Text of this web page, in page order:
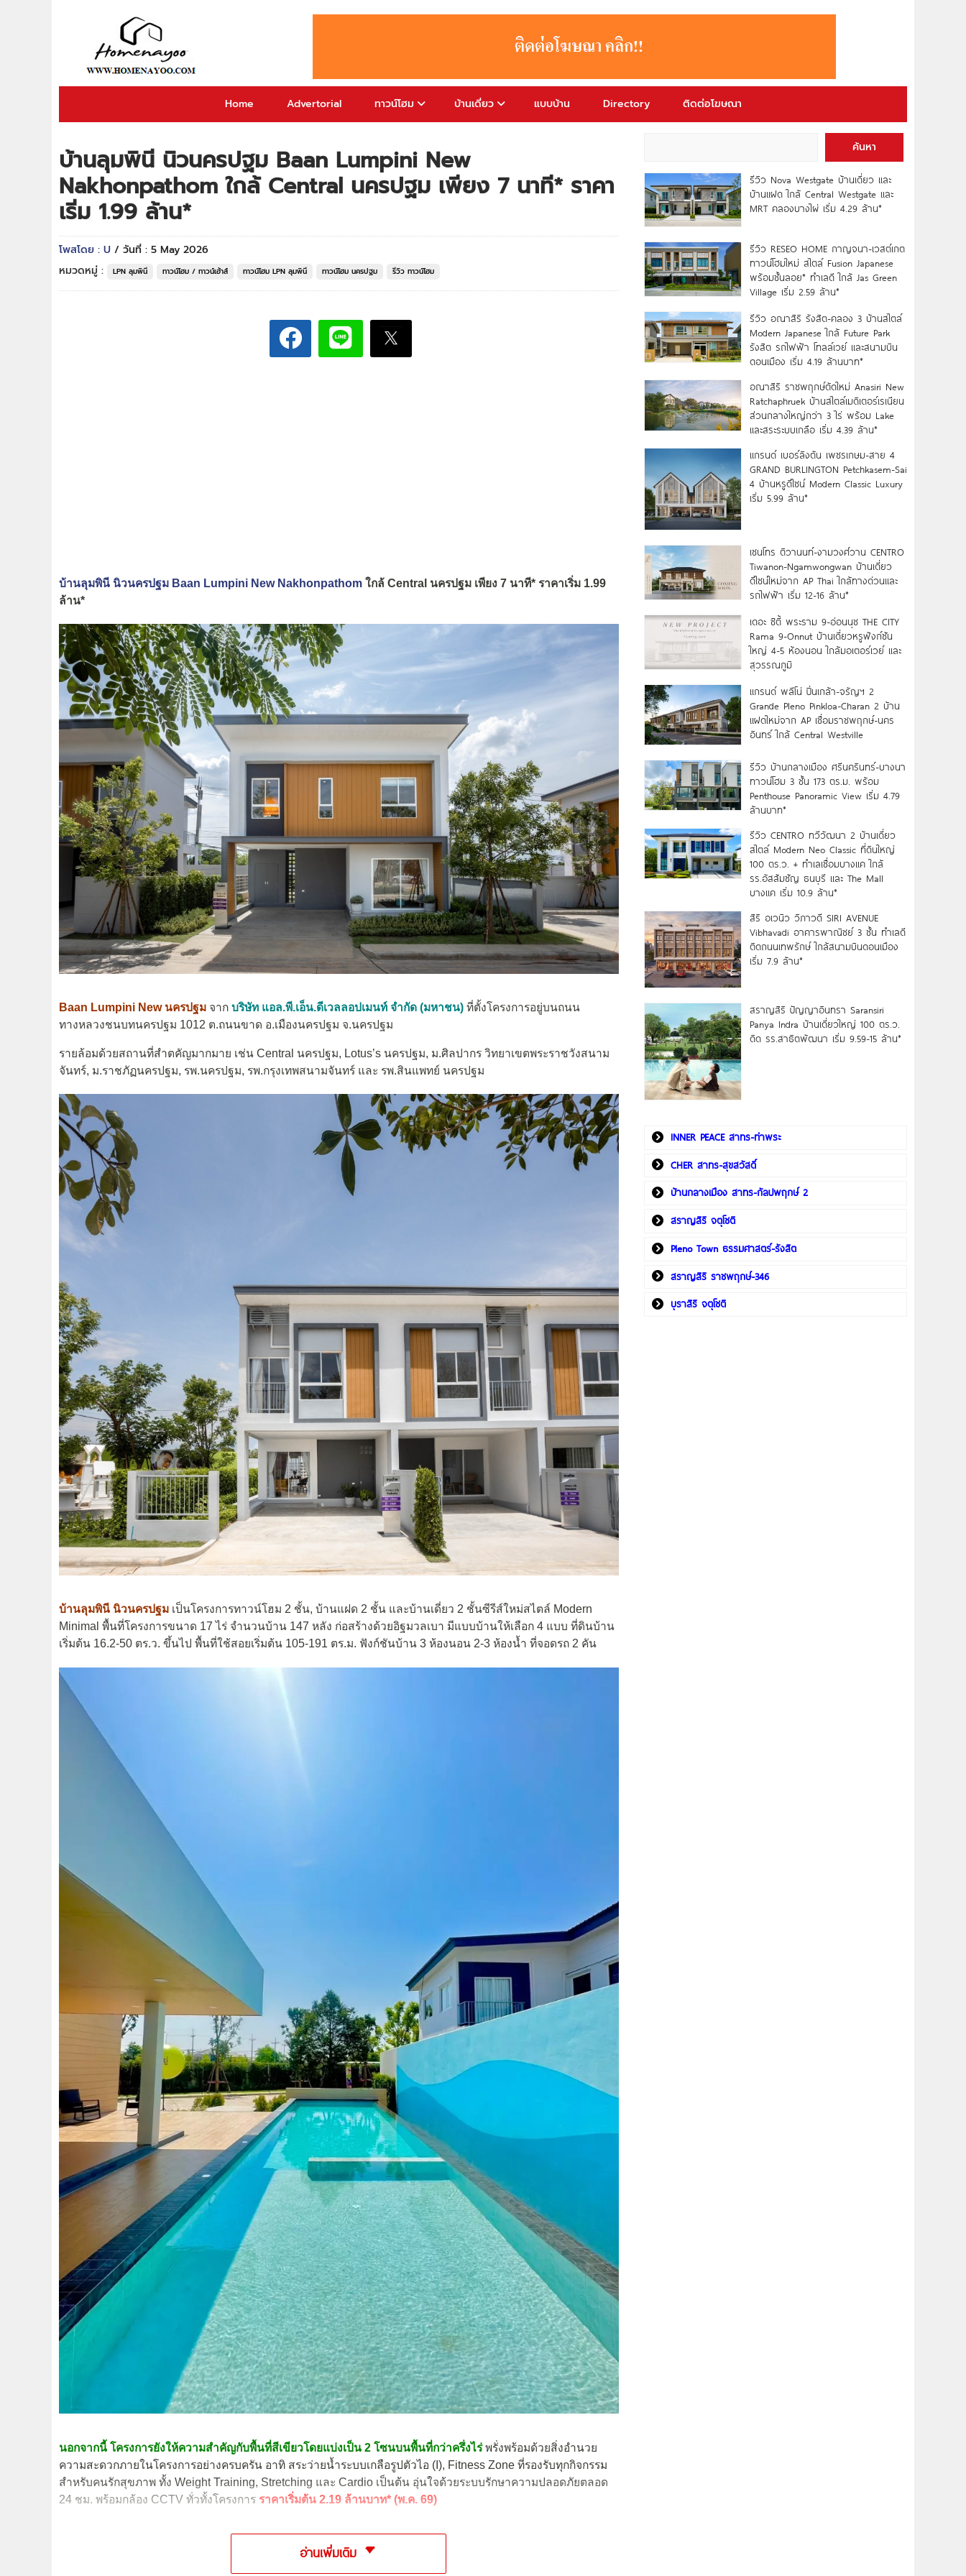
Home Advertorial ทาวน์โฮม บ้านเดี่ยว แบบบ้าน Directory ติดต่อโฆษณา
บ้านลุมพินี นิวนครปฐม Baan Lumpini New
Nakhonpathom ใกล้ Central นครปฐม เพียง 7 นาที* ราคา
เริ่ม 1.99 ล้าน*
โพสโดย : U / วันที่ : 5 May 2026
หมวดหมู่ :
LPN ลุมพินี ทาวน์โฮม / ทาวน์เฮ้าส์ ทาวน์โฮม LPN ลุมพินี ทาวน์โฮม นครปฐม รีวิว ทาวน์โฮม
บ้านลุมพินี นิวนครปฐม Baan Lumpini New Nakhonpathom ใกล้ Central นครปฐม เพียง 7 นาที* ราคาเริ่ม 1.99
ล้าน*
Baan Lumpini New นครปฐม จาก บริษัท แอล.พี.เอ็น.ดีเวลลอปเมนท์ จำกัด (มหาชน) ที่ตั้งโครงการอยู่บนถนน
ทางหลวงชนบทนครปฐม 1012 ต.ถนนขาด อ.เมืองนครปฐม จ.นครปฐม
รายล้อมด้วยสถานที่สำตคัญมากมาย เช่น Central นครปฐม, Lotus’s นครปฐม, ม.ศิลปากร วิทยาเขตพระราชวังสนาม
จันทร์​, ม.ราชภัฏนครปฐม, รพ.นครปฐม, รพ.กรุงเทพสนามจันทร์ และ รพ.สินแพทย์ นครปฐม
บ้านลุมพินี นิวนครปฐม เป็นโครงการทาวน์โฮม 2 ชั้น, บ้านแฝด 2 ชั้น และบ้านเดี่ยว 2 ชั้นซีรีส์ใหม่สไตล์ Modern
Minimal พื้นที่โครงการขนาด 17 ไร่ จำนวนบ้าน 147 หลัง ก่อสร้างด้วยอิฐมวลเบา มีแบบบ้านให้เลือก 4 แบบ ที่ดินบ้าน
เริ่มต้น 16.2-50 ตร.ว. ขึ้นไป พื้นที่ใช้สอยเริ่มต้น 105-191 ตร.ม. ฟังก์ชันบ้าน 3 ห้องนอน 2-3 ห้องน้ำ ที่จอดรถ 2 คัน
นอกจากนี้ โครงการยังให้ความสำคัญกับพื้นที่สีเขียวโดยแบ่งเป็น 2 โซนบนพื้นที่กว่าครึ่งไร่พรั่งพร้อมด้วยสิ่งอำนวย
ความสะดวกภายในโครงการอย่างครบครัน อาทิ สระว่ายน้ำระบบเกลือรูปตัวไอ (I), Fitness Zone ที่รองรับทุกกิจกรรม
สำหรับคนรักสุขภาพ ทั้ง Weight Training, Stretching และ Cardio เป็นต้น อุ่นใจด้วยระบบรักษาความปลอดภัยตลอด
24 ชม. พร้อมกล้อง CCTV ทั่วทั้งโครงการ ราคาเริ่มต้น 2.19 ล้านบาท* (พ.ค. 69)
อ่านเพิ่มเติม
ค้นหา
รีวิว Nova Westgate บ้านเดี่ยว และ
บ้านแฝด ใกล้ Central Westgate และ
MRT คลองบางไผ่ เริ่ม 4.29 ล้าน*
รีวิว RESEO HOME กาญจนา-เวสต์เกต
ทาวน์โฮมใหม่ สไตล์ Fusion Japanese
พร้อมชั้นลอย* ทำเลดี ใกล้ Jas Green
Village เริ่ม 2.59 ล้าน*
รีวิว อณาสิริ รังสิต-คลอง 3 บ้านสไตล์
Modern Japanese ใกล้ Future Park
รังสิต รถไฟฟ้า โทลล์เวย์ และสนามบิน
ดอนเมือง เริ่ม 4.19 ล้านบาท*
อณาสิริ ราชพฤกษ์ตัดใหม่ Anasiri New
Ratchaphruek บ้านสไตล์เมดิเตอร์เรเนียน
ส่วนกลางใหญ่กว่า 3 ไร่ พร้อม Lake
และสระระบบเกลือ เริ่ม 4.39 ล้าน*
แกรนด์ เบอร์ลิงตัน เพชรเกษม-สาย 4
GRAND BURLINGTON Petchkasem-Sai
4 บ้านหรูดีไซน์ Modern Classic Luxury
เริ่ม 5.99 ล้าน*
เซนโทร ติวานนท์-งามวงศ์วาน CENTRO
Tiwanon-Ngamwongwan บ้านเดี่ยว
ดีไซน์ใหม่จาก AP Thai ใกล้ทางด่วนและ
รถไฟฟ้า เริ่ม 12-16 ล้าน*
เดอะ ซิตี้ พระราม 9-อ่อนนุช THE CITY
Rama 9-Onnut บ้านเดี่ยวหรูฟังก์ชัน
ใหญ่ 4-5 ห้องนอน ใกล้มอเตอร์เวย์ และ
สุวรรณภูมิ
แกรนด์ พลีโน่ ปิ่นเกล้า-จรัญฯ 2
Grande Pleno Pinkloa-Charan 2 บ้าน
แฝดใหม่จาก AP เชื่อมราชพฤกษ์-นคร
อินทร์ ใกล้ Central Westville
รีวิว บ้านกลางเมือง ศรีนครินทร์-บางนา
ทาวน์โฮม 3 ชั้น 173 ตร.ม. พร้อม
Penthouse Panoramic View เริ่ม 4.79
ล้านบาท*
รีวิว CENTRO ทวีวัฒนา 2 บ้านเดี่ยว
สไตล์ Modern Neo Classic ที่ดินใหญ่
100 ตร.ว. + ทำเลเชื่อมบางแค ใกล้
รร.อัสสัมชัญ ธนบุรี และ The Mall
บางแค เริ่ม 10.9 ล้าน*
สิริ อเวนิว วิภาวดี SIRI AVENUE
Vibhavadi อาคารพาณิชย์ 3 ชั้น ทำเลดี
ติดถนนเทพรักษ์ ใกล้สนามบินดอนเมือง
เริ่ม 7.9 ล้าน*
สราญสิริ ปัญญาอินทรา Saransiri
Panya Indra บ้านเดี่ยวใหญ่ 100 ตร.ว.
ดิด รร.สาธิตพัฒนา เริ่ม 9.59-15 ล้าน*
INNER PEACE สาทร-ท่าพระ
CHER สาทร-สุขสวัสดิ์
บ้านกลางเมือง สาทร-กัลปพฤกษ์ 2
สราญสิริ จตุโชติ
Pleno Town ธรรมศาสตร์-รังสิต
สราญสิริ ราชพฤกษ์-346
บุราสิริ จตุโชติ